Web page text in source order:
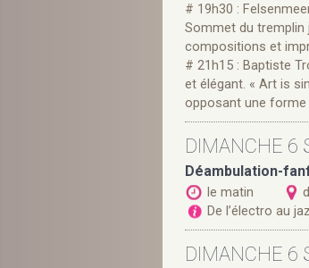
# 19h30 :
Sommet du tremplin
compositions et
# 21h15 : Baptiste
et élégant. « Art is
opposant une forme
DIMANCHE 6
Déambulation-
le matin
De l’électro au
DIMANCHE 6